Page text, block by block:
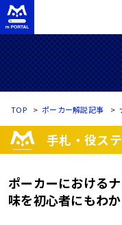
TOP ポーカー解説記事
手札・役ス
ポーカーにおける
味を初心者にもわ